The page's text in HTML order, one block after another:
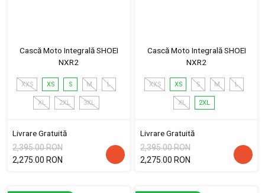
Cască Moto Integrală SHOEI
NXR2
XXS XS S M L
XL 2XL 3XL
Livrare Gratuită
2,395.00 RON
2,275.00 RON
Cască Moto Integrală SHOEI
NXR2
XXS XS S M L
XL 2XL
Livrare Gratuită
2,395.00 RON
2,275.00 RON